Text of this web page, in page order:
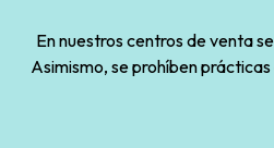
En nuestros centros de venta
Asimismo, se prohíben